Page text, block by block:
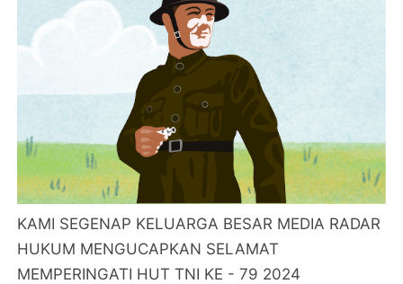
KAMI SEGENAP KELUARGA BESAR MEDIA RADAR
HUKUM MENGUCAPKAN SELAMAT
MEMPERINGATI HUT TNI KE - 79 2024